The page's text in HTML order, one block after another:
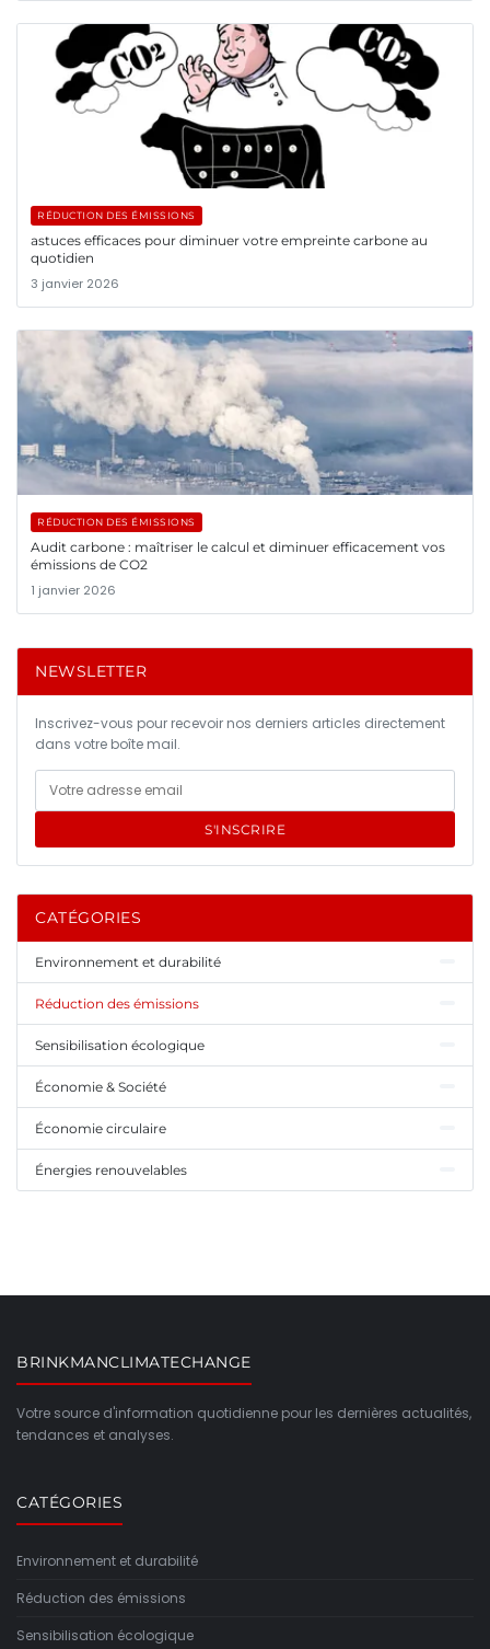
RÉDUCTION DES ÉMISSIONS
astuces efficaces pour diminuer votre empreinte carbone au
quotidien
3 janvier 2026
RÉDUCTION DES ÉMISSIONS
Audit carbone : maîtriser le calcul et diminuer efficacement vos
émissions de CO2
1 janvier 2026
NEWSLETTER
Inscrivez-vous pour recevoir nos derniers articles directement
dans votre boîte mail.
S'INSCRIRE
CATÉGORIES
Environnement et durabilité
Réduction des émissions
Sensibilisation écologique
Économie & Société
Économie circulaire
Énergies renouvelables
BRINKMANCLIMATECHANGE
Votre source d'information quotidienne pour les dernières actualités,
tendances et analyses.
CATÉGORIES
Environnement et durabilité
Réduction des émissions
Sensibilisation écologique